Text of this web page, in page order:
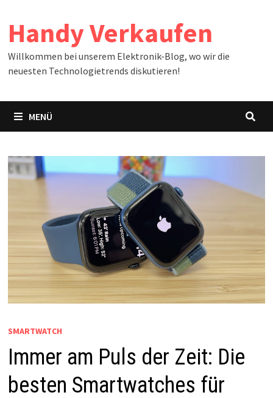
Inhalt
springen
Handy Verkaufen
Willkommen bei unserem Elektronik-Blog, wo wir die
neuesten Technologietrends diskutieren!
MENÜ
SMARTWATCH
Immer am Puls der Zeit: Die
besten Smartwatches für